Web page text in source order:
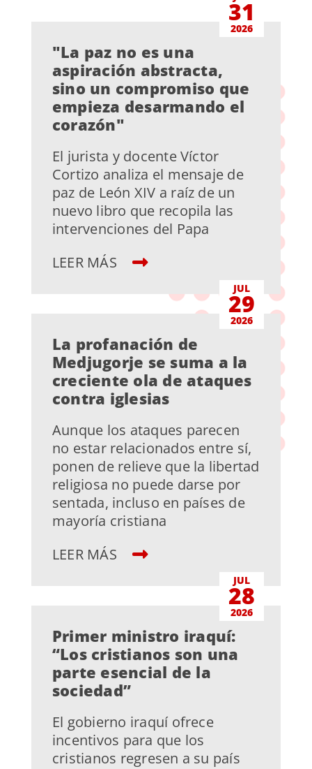
31
2026
"La paz no es una
aspiración abstracta,
sino un compromiso que
empieza desarmando el
corazón"
El jurista y docente Víctor
Cortizo analiza el mensaje de
paz de León XIV a raíz de un
nuevo libro que recopila las
intervenciones del Papa
LEER MÁS
JUL
29
2026
La profanación de
Medjugorje se suma a la
creciente ola de ataques
contra iglesias
Aunque los ataques parecen
no estar relacionados entre sí,
ponen de relieve que la libertad
religiosa no puede darse por
sentada, incluso en países de
mayoría cristiana
LEER MÁS
JUL
28
2026
Primer ministro iraquí:
“Los cristianos son una
parte esencial de la
sociedad”
El gobierno iraquí ofrece
incentivos para que los
cristianos regresen a su país